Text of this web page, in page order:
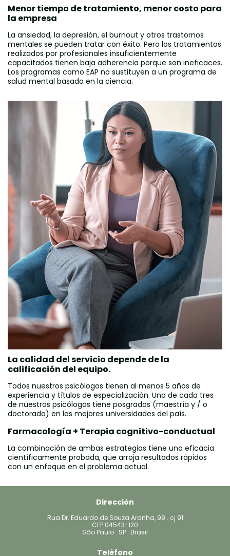
Menor tiempo de tratamiento, menor costo para
la empresa
La ansiedad, la depresión, el burnout y otros trastornos
mentales se pueden tratar con éxito. Pero los tratamientos
realizados por profesionales insuficientemente
capacitados tienen baja adherencia porque son ineficaces.
Los programas como EAP no sustituyen a un programa de
salud mental basado en la ciencia.
La calidad del servicio depende de la
calificación del equipo.
Todos nuestros psicólogos tienen al menos 5 años de
experiencia y títulos de especialización. Uno de cada tres
de nuestros psicólogos tiene posgrados (maestría y / o
doctorado) en las mejores universidades del país.
Farmacología + Terapia cognitivo-conductual
La combinación de ambas estrategias tiene una eficacia
científicamente probada, que arroja resultados rápidos
con un enfoque en el problema actual.
Dirección
Rua Dr. Eduardo de Souza Aranha, 99 . cj 91
CEP 04543-120
São Paulo . SP . Brasil
Teléfono